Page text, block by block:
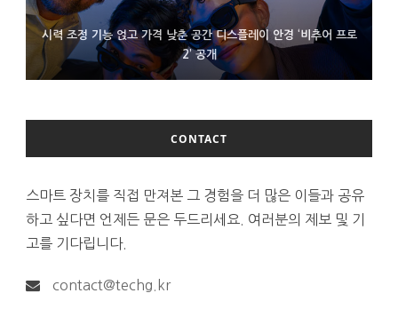
시력 조정 기능 얹고 가격 낮춘 공간 디스플레이 안경 ‘비추어 프로
2’ 공개
D램 부족에 10억달러어치 아이폰18 프로세서 패키징 대기 중
300~400달러 반지형 스피커 준비하는 오픈AI
CONTACT
스마트 장치를 직접 만져본 그 경험을 더 많은 이들과 공유
하고 싶다면 언제든 문은 두드리세요. 여러분의 제보 및 기
고를 기다립니다.
contact@techg.kr